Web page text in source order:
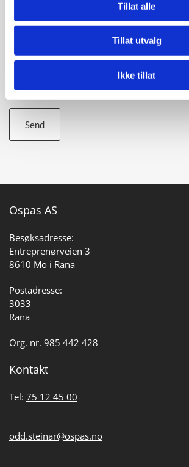
Tillat alle
Tillat utvalg
Ikke tillat
Ospas AS
Besøksadresse:
Entreprenørveien 3
8610 Mo i Rana
3033 8603
Rana
Org. nr. 985 442 428
Kontakt
Tel: 75 12 45 00
odd.steinar@ospas.no